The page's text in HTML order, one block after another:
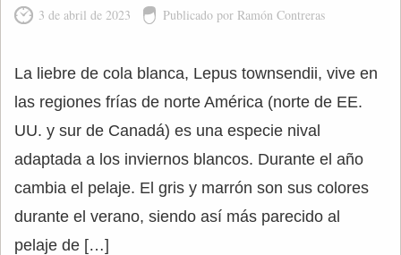
3 de abril de 2023 Publicado por Ramón Contreras
La liebre de cola blanca, Lepus townsendii, vive en
las regiones frías de norte América (norte de EE.
UU. y sur de Canadá) es una especie nival
adaptada a los inviernos blancos. Durante el año
cambia el pelaje. El gris y marrón son sus colores
durante el verano, siendo así más parecido al
pelaje de […]